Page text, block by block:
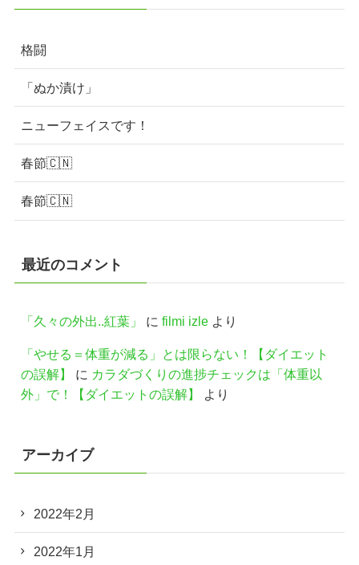
格闘
「ぬか漬け」
ニューフェイスです！
春節🇨🇳
春節🇨🇳
最近のコメント
「久々の外出..紅葉」 に filmi izleより
「やせる＝体重が減る」とは限らない！【ダイエット
の誤解】
に カラダづくりの進捗チェックは「体重以
外」で！【ダイエットの誤解】
より
アーカイブ
2022年2月
2022年1月